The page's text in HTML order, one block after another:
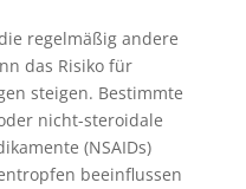
regelmäßig andere
das Risiko für
steigen. Bestimmte
nicht-steroidale
(NSAIDs)
beeinflussen